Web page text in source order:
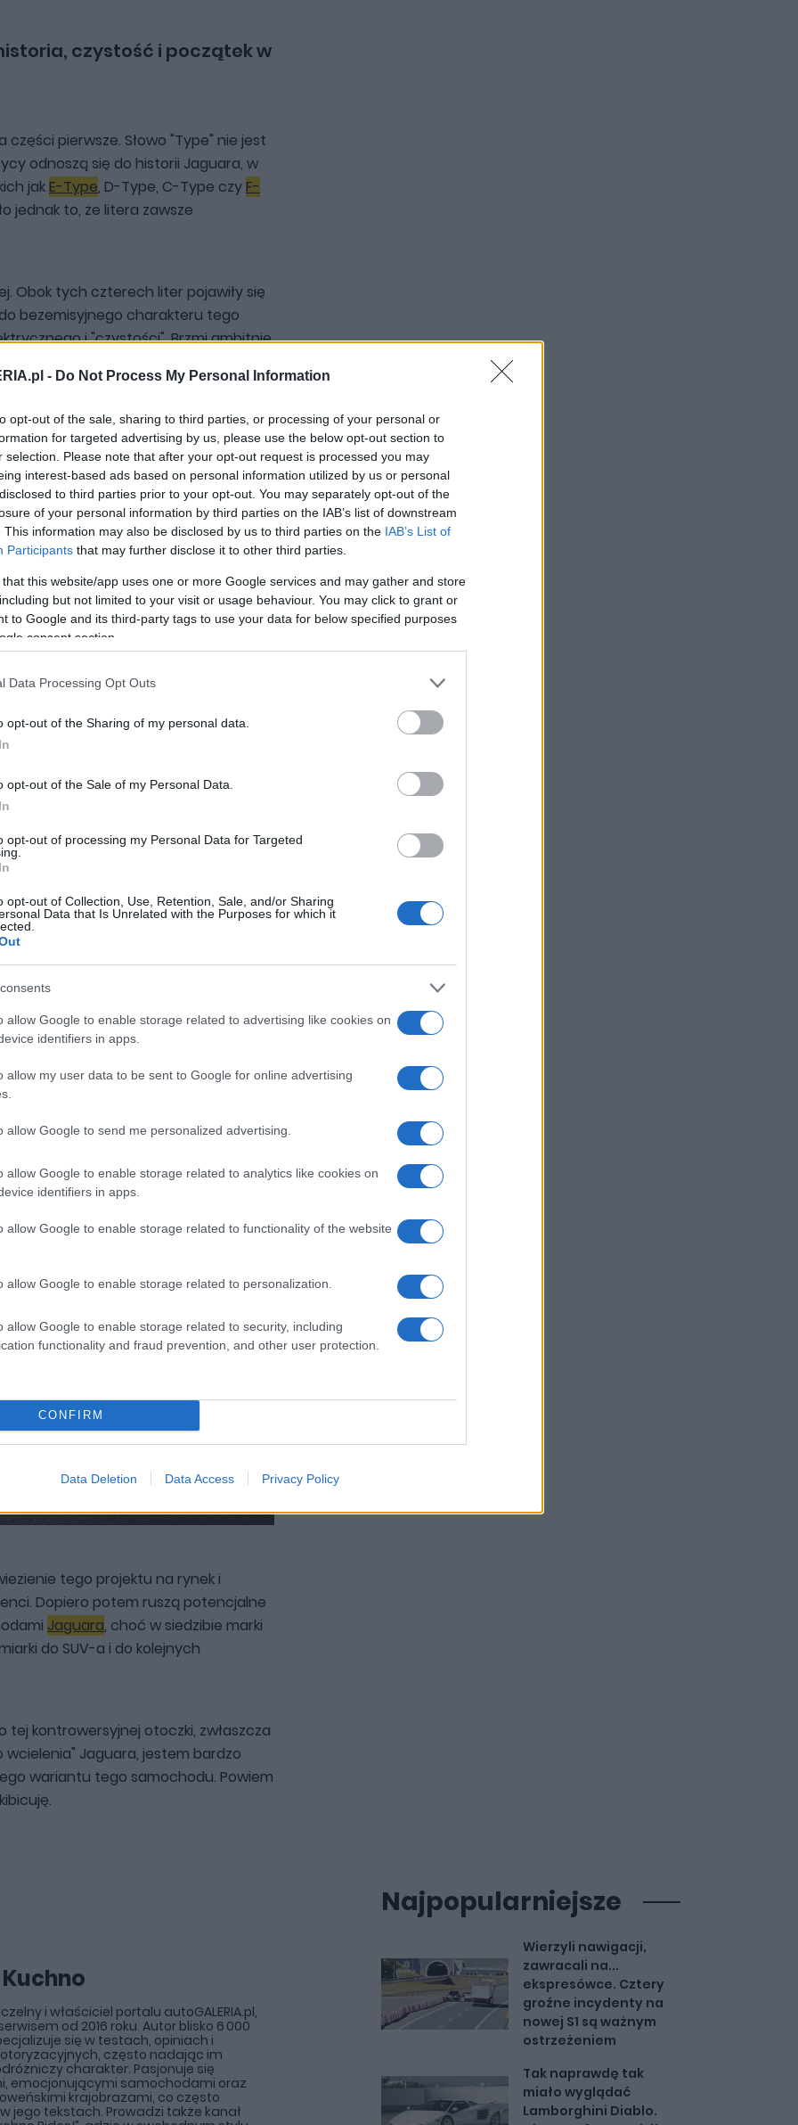
- Do Not Process My Personal Information
opt-out of the sale, sharing to third parties, or processing of your personal or
for targeted advertising by us, please use the below opt-out section to
selection. Please note that after your opt-out request is processed you may
interest-based ads based on personal information utilized by us or personal
to third parties prior to your opt-out. You may separately opt-out of the
of your personal information by third parties on the IAB’s list of downstream
This information may also be disclosed by us to third parties on the IAB’s List of
Participants that may further disclose it to other third parties.
that this website/app uses one or more Google services and may gather and store
but not limited to your visit or usage behaviour. You may click to grant or
to Google and its third-party tags to use your data for below specified purposes
consent section.
Data Processing Opt Outs
opt-out of the Sharing of my personal data.
opt-out of the Sale of my Personal Data.
opt-out of processing my Personal Data for Targeted
opt-out of Collection, Use, Retention, Sale, and/or Sharing
Data that Is Unrelated with the Purposes for which it
allow Google to enable storage related to advertising like cookies on
identifiers in apps.
allow my user data to be sent to Google for online advertising
allow Google to send me personalized advertising.
allow Google to enable storage related to analytics like cookies on
identifiers in apps.
allow Google to enable storage related to functionality of the website
allow Google to enable storage related to personalization.
allow Google to enable storage related to security, including
functionality and fraud prevention, and other user protection.
CONFIRM
Data Deletion Data Access Privacy Policy
czystość i początek w
pierwsze. Słowo "Type" nie jest
odnoszą się do historii Jaguara, w
jak E-Type, D-Type, C-Type czy F-
jednak to, że litera zawsze
Obok tych czterech liter pojawiły się
bezemisyjnego charakteru tego
i "czystości". Brzmi ambitnie,
początek - pierwszy model
choć mowa tutaj tylko o czterech
odległą rzeczą. Jaguar
jesienią, a na drogi
jednego elementu, który byłby
produktami marki. Brytyjczycy
i może to być dla nich faktycznie
a w centrum uwagi ma być przede
Type 01 wykorzysta nową
moc napędu przekroczy 1000 KM. Takie
ale wciąż są ważne z punktu
tego projektu na rynek i
Dopiero potem ruszą potencjalne
Jaguara, choć w siedzibie marki
do SUV-a i do kolejnych
tej kontrowersyjnej otoczki, zwłaszcza
wcielenia" Jaguara, jestem bardzo
wariantu tego samochodu. Powiem
i właściciel portalu autoGALERIA.pl,
od 2016 roku. Autor blisko 6 000
się w testach, opiniach i
często nadając im
charakter. Pasjonuje się
emocjonującymi samochodami oraz
krajobrazami, co często
jego tekstach. Prowadzi także kanał
Najpopularniejsze
Wierzyli nawigacji,
zawracali na...
ekspresówce. Cztery
groźne incydenty na
nowej S1 są ważnym
ostrzeżeniem
Tak naprawdę tak
miało wyglądać
Lamborghini Diablo.